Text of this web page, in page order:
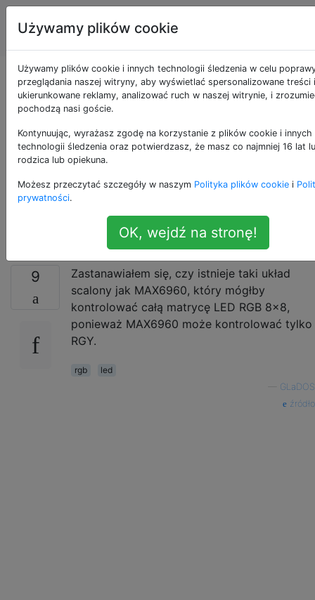
Inżynieria
elektryczna
Czy istnieje jeden
układ scalony, który
może kontrolować
matrycę LED RGB
9
Zastanawiałem się, czy istnieje taki układ
scalony jak MAX6960, który mógłby
kontrolować całą matrycę LED RGB 8x8,
ponieważ MAX6960 może kontrolować tylko
RGY.
rgb
led
GLaDOS
źródło
Używamy plików cookie
Używamy plików cookie i innych technologii śledzenia w celu
przeglądania naszej witryny, aby wyświetlać spersonalizowane treści i
ukierunkowane reklamy, analizować ruch w naszej witrynie, i
pochodzą nasi goście.
Kontynuując, wyrażasz zgodę na korzystanie z plików cookie i innych
technologii śledzenia oraz potwierdzasz, że masz co najmniej 16 lat
rodzica lub opiekuna.
Możesz przeczytać szczegóły w naszym Polityka plików cookie i
prywatności.
OK, wejdź na stronę!